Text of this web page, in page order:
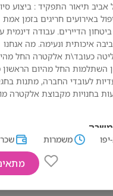
אביב תיאור התפקיד : ביצוע
באירועים חריגים בזמן אמת
הדיירים. עבודה דינמית
איכותית ונעימה. מה אנחנו
כעובד\ת אלקטרה החל
השתלמות החל מהיום הראשון
לעובדי החברה, מתנות
בחנויות מקבוצת אלקטרה
ויכולת עבודה עצמאית נכונות
בוקר, צהריים ולילה
ויחסי אנוש טובים
משמרות
Electra
יפו